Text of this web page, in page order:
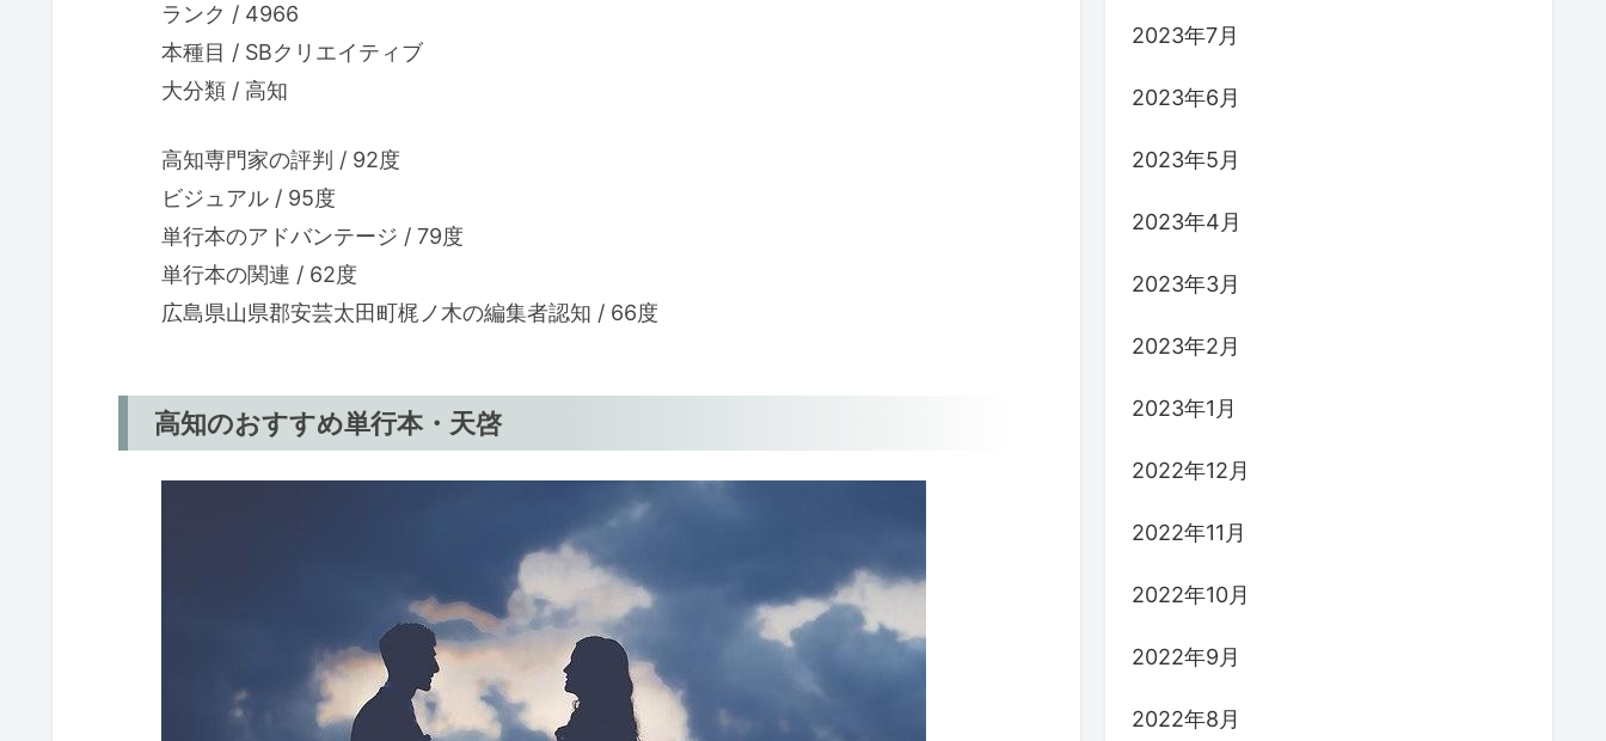
ランク / 4966
本種目 / SBクリエイティブ
大分類 / 高知
高知専門家の評判 / 92度
ビジュアル / 95度
単行本のアドバンテージ / 79度
単行本の関連 / 62度
広島県山県郡安芸太田町梶ノ木の編集者認知 / 66度
高知のおすすめ単行本・天啓
2023年7月
2023年6月
2023年5月
2023年4月
2023年3月
2023年2月
2023年1月
2022年12月
2022年11月
2022年10月
2022年9月
2022年8月